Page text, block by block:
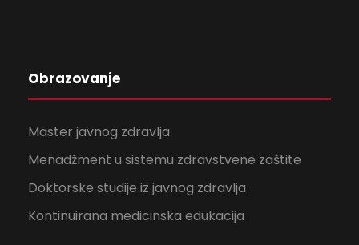
Obrazovanje
Master javnog zdravlja
Menadžment u sistemu zdravstvene zaštite
Doktorske studije iz javnog zdravlja
Kontinuirana medicinska edukacija